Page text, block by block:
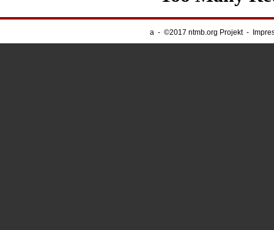
a - ©2017 ntmb.org Projekt -